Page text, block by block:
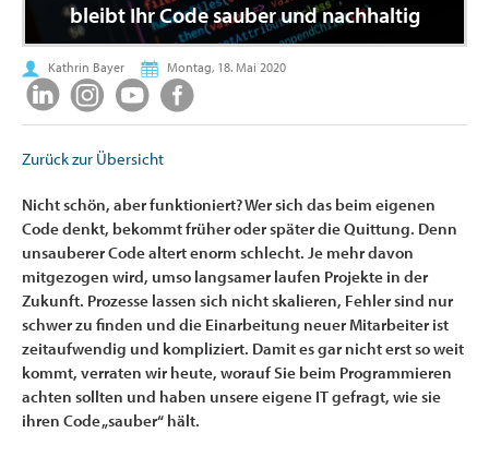
bleibt Ihr Code sauber und nachhaltig
Kathrin Bayer Montag, 18. Mai 2020
Zurück zur Übersicht
Nicht schön, aber funktioniert? Wer sich das beim eigenen
Code denkt, bekommt früher oder später die Quittung. Denn
unsauberer Code altert enorm schlecht. Je mehr davon
mitgezogen wird, umso langsamer laufen Projekte in der
Zukunft. Prozesse lassen sich nicht skalieren, Fehler sind nur
schwer zu finden und die Einarbeitung neuer Mitarbeiter ist
zeitaufwendig und kompliziert. Damit es gar nicht erst so weit
kommt, verraten wir heute, worauf Sie beim Programmieren
achten sollten und haben unsere eigene IT gefragt, wie sie
ihren Code „sauber“ hält.